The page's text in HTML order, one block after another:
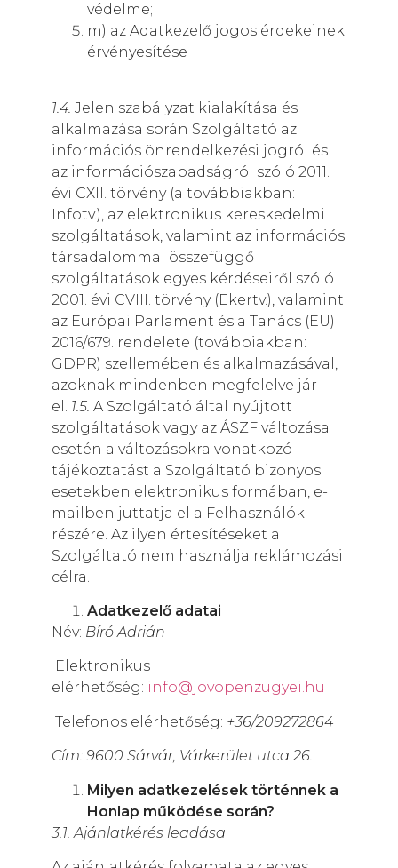
védelme;
m) az Adatkezelő jogos érdekeinek
érvényesítése
1.4. Jelen szabályzat kialakítása és
alkalmazása során Szolgáltató az
információs önrendelkezési jogról és
az információszabadságról szóló 2011.
évi CXII. törvény (a továbbiakban:
Infotv.), az elektronikus kereskedelmi
szolgáltatások, valamint az információs
társadalommal összefüggő
szolgáltatások egyes kérdéseiről szóló
2001. évi CVIII. törvény (Ekertv.), valamint
az Európai Parlament és a Tanács (EU)
2016/679. rendelete (továbbiakban:
GDPR) szellemében és alkalmazásával,
azoknak mindenben megfelelve jár
el. 1.5. A Szolgáltató által nyújtott
szolgáltatások vagy az ÁSZF változása
esetén a változásokra vonatkozó
tájékoztatást a Szolgáltató bizonyos
esetekben elektronikus formában, e-
mailben juttatja el a Felhasználók
részére. Az ilyen értesítéseket a
Szolgáltató nem használja reklámozási
célra.
Adatkezelő adatai
Név: Bíró Adrián
Elektronikus
elérhetőség: info@jovopenzugyei.hu
Telefonos elérhetőség: +36/209272864
Cím: 9600 Sárvár, Várkerület utca 26.
Milyen adatkezelések történnek a
Honlap működése során?
3.1. Ajánlatkérés leadása